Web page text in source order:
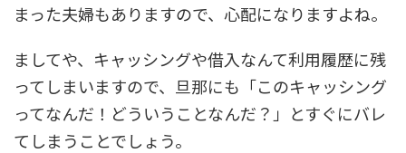
まった夫婦もありますので、心配になりますよね。
ましてや、キャッシングや借入なんて利用履歴に残
ってしまいますので、旦那にも「このキャッシング
ってなんだ！どういうことなんだ？」とすぐにバレ
てしまうことでしょう。